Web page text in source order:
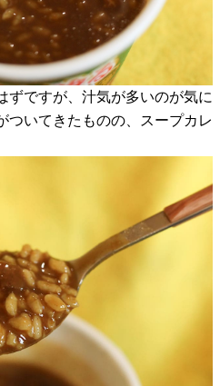
ずですが、汁気が多いのが気に
ついてきたものの、スープカレ